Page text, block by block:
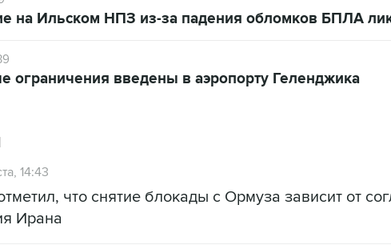
на Ильском НПЗ из-за падения обломков БПЛА
ограничения введены в аэропорту Геленджика
14:43
что снятие блокады с Ормуза зависит от
Ирана